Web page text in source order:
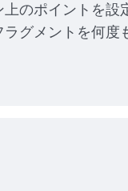
のポイントを設
ラグメントを何度